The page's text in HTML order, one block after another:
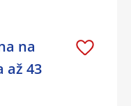
na
až 43